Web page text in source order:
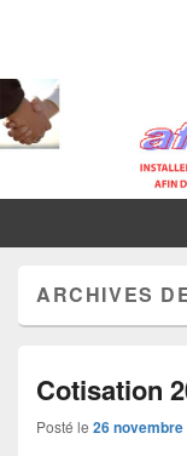
ARCHIVES
Cotisation
Posté le 26 novembre